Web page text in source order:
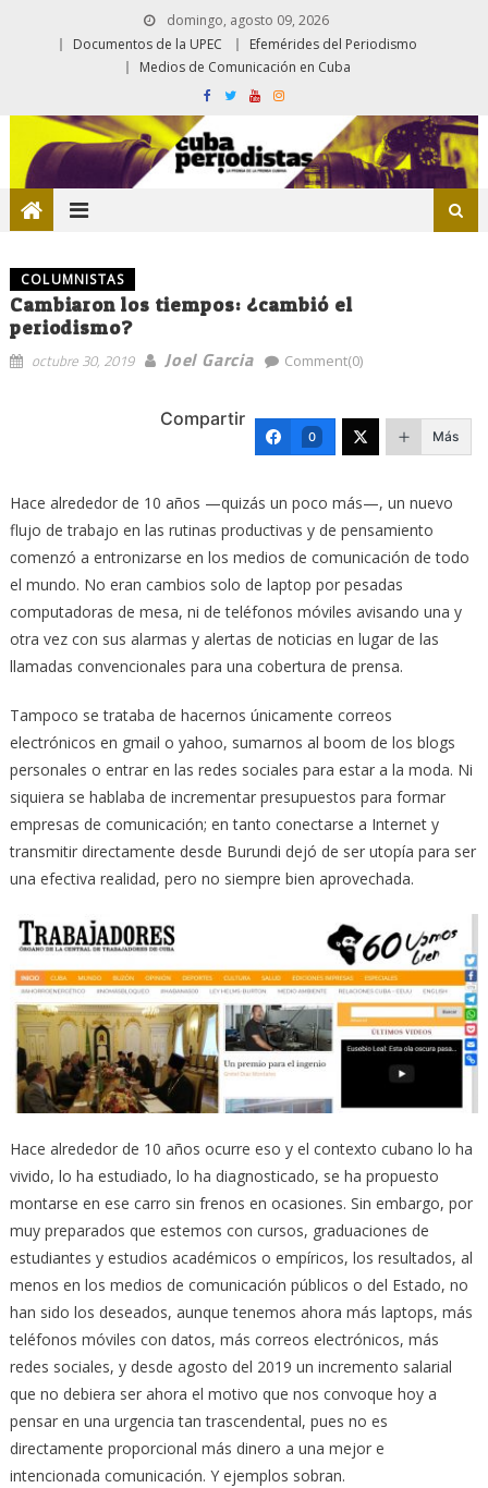
domingo, agosto 09, 2026
Documentos de la UPEC
Efemérides del Periodismo
Medios de Comunicación en Cuba
COLUMNISTAS
Cambiaron los tiempos: ¿cambió el
periodismo?
octubre 30, 2019 Joel Garcia Comment(0)
Compartir
0 Más
Hace alrededor de 10 años —quizás un poco más—, un nuevo
flujo de trabajo en las rutinas productivas y de pensamiento
comenzó a entronizarse en los medios de comunicación de todo
el mundo. No eran cambios solo de laptop por pesadas
computadoras de mesa, ni de teléfonos móviles avisando una y
otra vez con sus alarmas y alertas de noticias en lugar de las
llamadas convencionales para una cobertura de prensa.
Tampoco se trataba de hacernos únicamente correos
electrónicos en gmail o yahoo, sumarnos al boom de los blogs
personales o entrar en las redes sociales para estar a la moda. Ni
siquiera se hablaba de incrementar presupuestos para formar
empresas de comunicación; en tanto conectarse a Internet y
transmitir directamente desde Burundi dejó de ser utopía para ser
una efectiva realidad, pero no siempre bien aprovechada.
Hace alrededor de 10 años ocurre eso y el contexto cubano lo ha
vivido, lo ha estudiado, lo ha diagnosticado, se ha propuesto
montarse en ese carro sin frenos en ocasiones. Sin embargo, por
muy preparados que estemos con cursos, graduaciones de
estudiantes y estudios académicos o empíricos, los resultados, al
menos en los medios de comunicación públicos o del Estado, no
han sido los deseados, aunque tenemos ahora más laptops, más
teléfonos móviles con datos, más correos electrónicos, más
redes sociales, y desde agosto del 2019 un incremento salarial
que no debiera ser ahora el motivo que nos convoque hoy a
pensar en una urgencia tan trascendental, pues no es
directamente proporcional más dinero a una mejor e
intencionada comunicación. Y ejemplos sobran.